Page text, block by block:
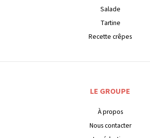
Salade
Tartine
Recette crêpes
LE GROUPE
À propos
Nous contacter